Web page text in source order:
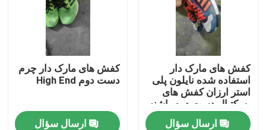
کنترل کیفیت
با ما تماس بگیرید
درخواست نقل قول
کفش های مارک دار
استفاده شده نایلون پلی
استر ارزان کفش های
بسکتبال دست دوم پاشنه
تخت
ارسال سؤال
کفش های مارک دار چرم
دست دوم High End
ارسال سؤال